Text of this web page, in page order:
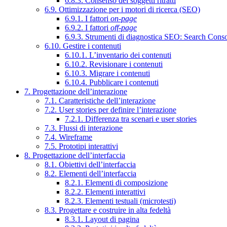
6.9. Ottimizzazione per i motori di ricerca (SEO)
6.9.1. I fattori on-page
6.9.2. I fattori off-page
6.9.3. Strumenti di diagnostica SEO: Search
6.10. Gestire i contenuti
6.10.1. L’inventario dei contenuti
6.10.2. Revisionare i contenuti
6.10.3. Migrare i contenuti
6.10.4. Pubblicare i contenuti
7. Progettazione dell’interazione
7.1. Caratteristiche dell’interazione
7.2. User stories per definire l’interazione
7.2.1. Differenza tra scenari e user stories
7.3. Flussi di interazione
7.4. Wireframe
7.5. Prototipi interattivi
8. Progettazione dell’interfaccia
8.1. Obiettivi dell’interfaccia
8.2. Elementi dell’interfaccia
8.2.1. Elementi di composizione
8.2.2. Elementi interattivi
8.2.3. Elementi testuali (microtesti)
8.3. Progettare e costruire in alta fedeltà
8.3.1. Layout di pagina